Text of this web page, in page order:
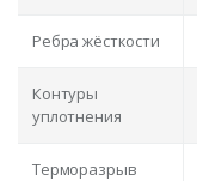
Ребра жёсткости
Контуры
уплотнения
Терморазрыв